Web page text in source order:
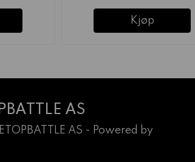
Kjøp
AS
AS - Powered by